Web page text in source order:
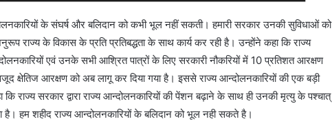
के संघर्ष और बलिदान को कभी भूल नहीं सकती। हमारी सरकार उनकी सुविधाओं को
राज्य के विकास के प्रति प्रतिबद्धता के साथ कार्य कर रही है। उन्होंने कहा कि राज्य
एवं उनके सभी आश्रित पात्रों के लिए सरकारी नौकरियों में 10 प्रतिशत आरक्षण
क्षेतिज आरक्षण को अब लागू कर दिया गया है। इससे राज्य आन्दोलनकारियों की एक बड़ी
कि राज्य सरकार द्वारा राज्य आन्दोलनकारियों की पेंशन बढ़ाने के साथ ही उनकी मृत्यु के पश्चात्
हम शहीद राज्य आन्दोलनकारियों के बलिदान को भूल नही सकते है।